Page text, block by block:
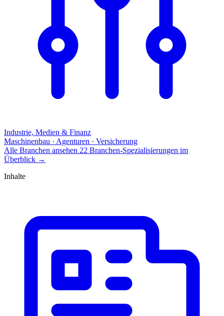
Industrie, Medien & Finanz
Maschinenbau · Agenturen · Versicherung
Alle Branchen ansehen 22 Branchen-Spezialisierungen im
Überblick →
Inhalte